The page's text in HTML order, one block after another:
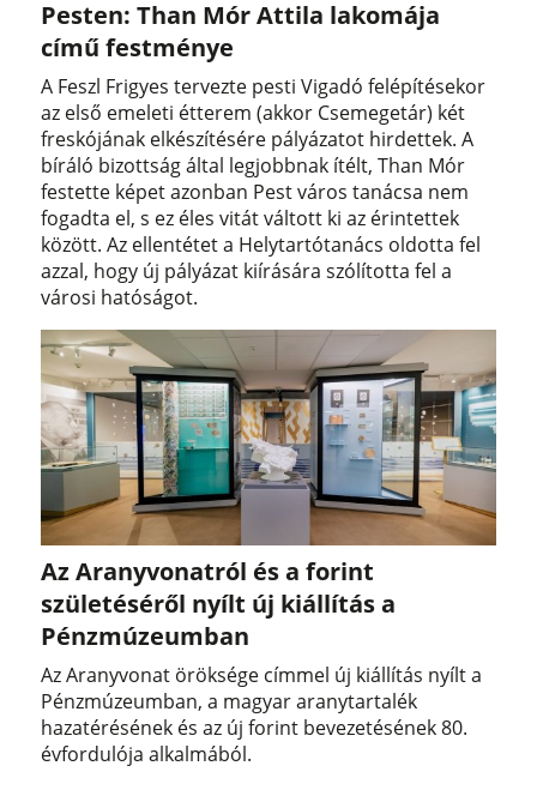
Pesten: Than Mór Attila lakomája
című festménye
A Feszl Frigyes tervezte pesti Vigadó felépítésekor
az első emeleti étterem (akkor Csemegetár) két
freskójának elkészítésére pályázatot hirdettek. A
bíráló bizottság által legjobbnak ítélt, Than Mór
festette képet azonban Pest város tanácsa nem
fogadta el, s ez éles vitát váltott ki az érintettek
között. Az ellentétet a Helytartótanács oldotta fel
azzal, hogy új pályázat kiírására szólította fel a
városi hatóságot.
Az Aranyvonatról és a forint
születéséről nyílt új kiállítás a
Pénzmúzeumban
Az Aranyvonat öröksége címmel új kiállítás nyílt a
Pénzmúzeumban, a magyar aranytartalék
hazatérésének és az új forint bevezetésének 80.
évfordulója alkalmából.